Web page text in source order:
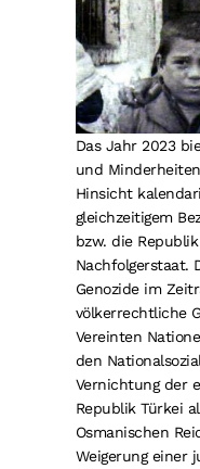
Das Jahr 2023
und
Hinsicht
gleichzeitigem
bzw. die
Nachfolgerstaat.
Genozide im
völkerrechtliche
Vereinten
den
Vernichtung der
Republik Türkei
Osmanischen
Weigerung einer